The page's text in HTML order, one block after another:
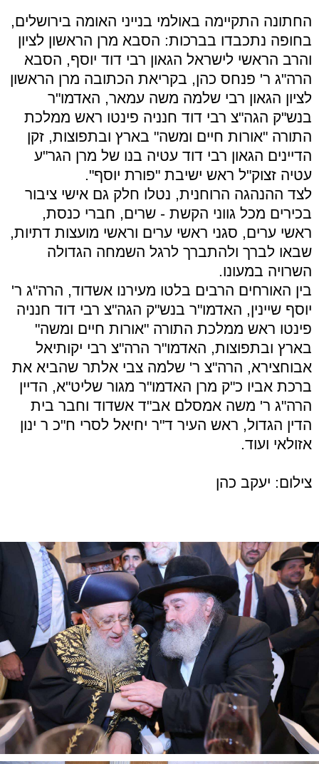
החתונה התקיימה באולמי בנייני האומה בירושלים,
בחופה נתכבדו בברכות: הסבא מרן הראשון לציון
והרב הראשי לישראל הגאון רבי דוד יוסף, הסבא
הרה"ג ר' פנחס כהן, בקריאת הכתובה מרן הראשון
לציון הגאון רבי שלמה משה עמאר, האדמו"ר
בנש"ק הגה"צ רבי דוד חנניה פינטו ראש ממלכת
התורה "אורות חיים ומשה" בארץ ובתפוצות, זקן
הדיינים הגאון רבי דוד עטיה בנו של מרן הגר"ע
עטיה זצוק"ל ראש ישיבת "פורת יוסף".
לצד ההנהגה הרוחנית, נטלו חלק גם אישי ציבור
בכירים מכל גווני הקשת - שרים, חברי כנסת,
ראשי ערים, סגני ראשי ערים וראשי מועצות דתיות,
שבאו לברך ולהתברך לרגל השמחה הגדולה
השרויה במעונו.
בין האורחים הרבים בלטו מעירנו אשדוד, הרה"ג ר'
יוסף שיינין, האדמו"ר בנש"ק הגה"צ רבי דוד חנניה
פינטו ראש ממלכת התורה "אורות חיים ומשה"
בארץ ובתפוצות, האדמו"ר הרה"צ רבי יקותיאל
אבוחצירא, הרה"צ ר' שלמה צבי אלתר שהביא את
ברכת אביו כ"ק מרן האדמו"ר מגור שליט"א, הדיין
הרה"ג ר' משה אמסלם אב"ד אשדוד וחבר בית
הדין הגדול, ראש העיר ד"ר יחיאל לסרי ח"כ ר ינון
אזולאי ועוד.
צילום: יעקב כהן